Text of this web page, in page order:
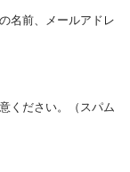
名前、メールアドレ
ください。（スパム